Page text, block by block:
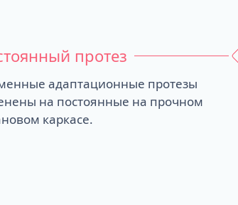
протез
адаптационные протезы
на постоянные на прочном
каркасе.